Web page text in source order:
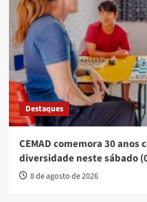
Destaques
CEMAD comemora 30
diversidade neste sábado
8 de agosto de 2026